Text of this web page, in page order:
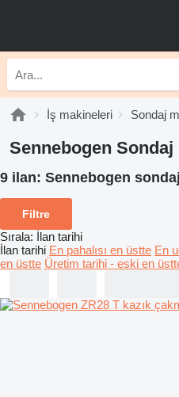
İş makineleri Sondaj
Sennebogen
9 ilan: Sennebogen
Filtre
Sırala: İlan tarihi
İlan tarihi En pahalısı en üstte En
en üstte Üretim tarihi - eski en